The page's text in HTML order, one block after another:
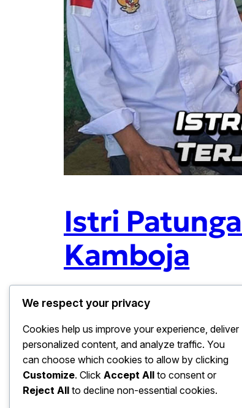
Istri
Kamboja
Januari 28, 2026KAMBOJA, KISAH
Istri Patungan Tebus Suami
daring atau scam di Kamboja
patungan dana bersama
We respect your privacy
Cookies help us improve your experience, deliver
personalized content, and analyze traffic. You
can choose which cookies to allow by clicking
Customize. Click Accept All to consent or
Reject All to decline non-essential cookies.